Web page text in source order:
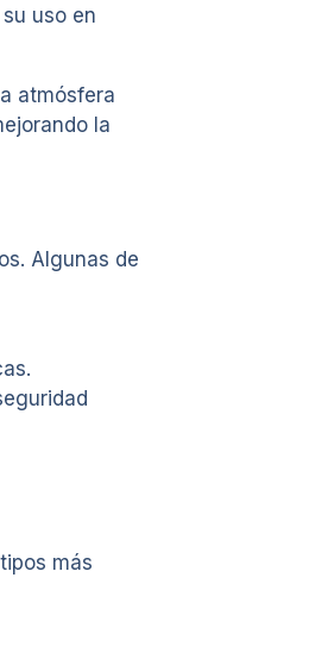
uso en
atmósfera
la
Algunas de
más